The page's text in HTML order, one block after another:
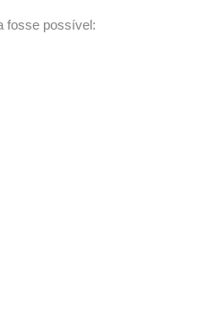
fosse possível: